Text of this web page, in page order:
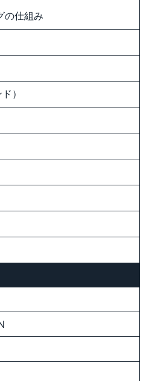
の仕組み
）